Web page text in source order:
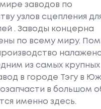
заводов по
узлов сцепления
. Заводы концерна
по всему миру.
налажено
из самых крупных
в городе Тэгу в
в большом
именно здесь.